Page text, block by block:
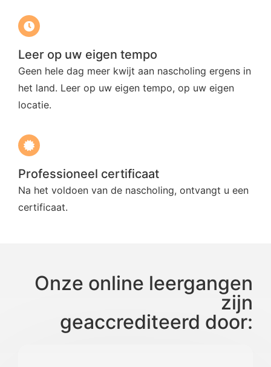
Leer op uw eigen tempo
Geen hele dag meer kwijt aan nascholing ergens in
het land. Leer op uw eigen tempo, op uw eigen
locatie.
Professioneel certificaat
Na het voldoen van de nascholing, ontvangt u een
certificaat.
Onze online leergangen
zijn
geaccrediteerd door: